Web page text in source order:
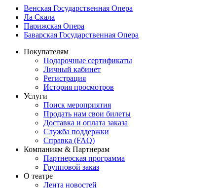
Венская Государственная Опера
Ла Скала
Парижская Опера
Баварская Государственная Опера
Покупателям
Подарочные сертификаты
Личный кабинет
Регистрация
История просмотров
Услуги
Поиск мероприятия
Продать нам свои билеты
Доставка и оплата заказа
Служба поддержки
Справка (FAQ)
Компаниям & Партнерам
Партнерская программа
Групповой заказ
О театре
Лента новостей